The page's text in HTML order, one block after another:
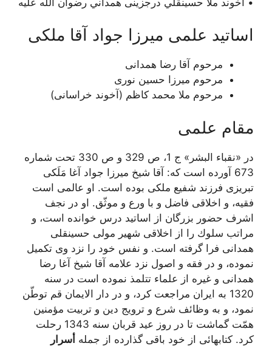
اساتید علمی میرزا جواد آقا ملکی
مرحوم آقا رضا همدانی
مرحوم میرزا حسین نوری
مرحوم ملا محمد کاظم (آخوند خراسانی)
مقام علمی
در «نقباء البشر» ج 1، ص 329 و ص 330 تحت شماره
673 آورده است كه: آقا شيخ ميرزا جواد آغا مَلَكى
تبريزى فرزند شفيع ملكى بوده است. او عالمى است
فقيه، و اخلاقى فاضل و با ورع و موثّق. او در نجف
اشرف حضور بزرگان از اساتيد درس خوانده است، و
مراتب سلوك را از اخلاقى شهير مولى حسينقلى
همدانى فرا گرفته است. و نفس خود را نزد وى تكميل
نموده، و در فقه و اصول نزد علامه آقا شيخ آغا رضا
همدانى و غيره از علماء تتلمذ نموده است در سنه
1320 به ايران مراجعت كرد، و در دار الايمان قم توطّن
نمود، و به وظائف شرع و ترويج دين و تربيت مؤمنين
همّت گماشت تا در روز عيد قربان سنه 1343 رحلت
كرد. كتابهائى از خود باقى گذارده از جمله أسرار